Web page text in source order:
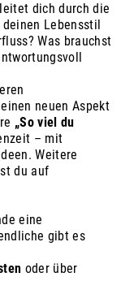
dich durch die
Lebensstil
Was brauchst
neuen Aspekt
„So viel du
– mit
Weitere
du auf
eine
gibt es
oder über